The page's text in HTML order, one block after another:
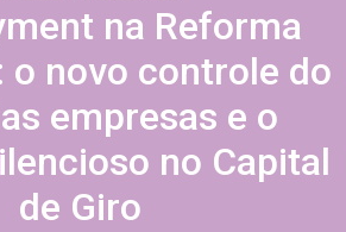
na Reforma
o novo controle do
empresas e o
no Capital
de Giro